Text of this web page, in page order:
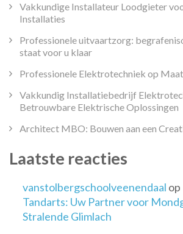
Vakkundige Installateur Loodgieter
Installaties
Professionele uitvaartzorg:
staat voor u klaar
Professionele Elektrotechniek op Maat
Vakkundig Installatiebedrijf
Betrouwbare Elektrische Oplossingen
Architect MBO: Bouwen aan een
Laatste reacties
vanstolbergschoolveenendaal op
Tandarts: Uw Partner voor
Stralende Glimlach